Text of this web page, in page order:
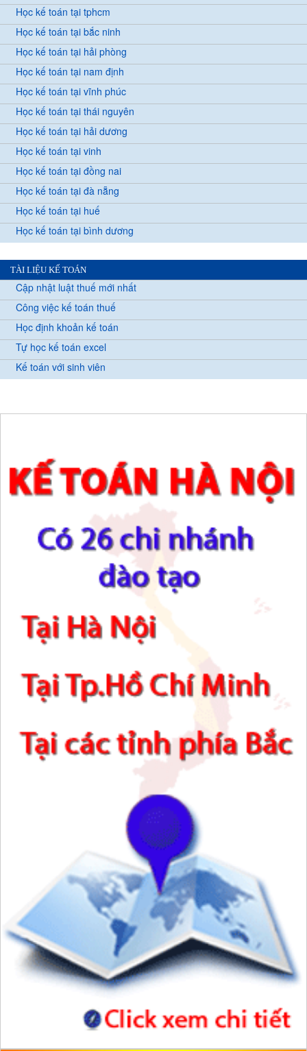
Học kế toán tại tphcm
Học kế toán tại bắc ninh
Học kế toán tại hải phòng
Học kế toán tại nam định
Học kế toán tại vĩnh phúc
Học kế toán tại thái nguyên
Học kế toán tại hải dương
Học kế toán tại vinh
Học kế toán tại đồng nai
Học kế toán tại đà nẵng
Học kế toán tại huế
Học kế toán tại bình dương
TÀI LIỆU KẾ TOÁN
Cập nhật luật thuế mới nhất
Công việc kế toán thuế
Học định khoản kế toán
Tự học kế toán excel
Kế toán với sinh viên